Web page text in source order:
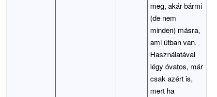
meg, akár bármi
(de nem
minden) másra,
ami útban van.
Használatával
légy óvatos, már
csak azért is,
mert ha